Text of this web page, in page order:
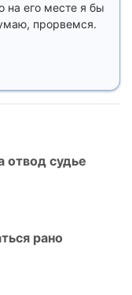
на его месте я бы
прорвемся.
отвод судье
рано